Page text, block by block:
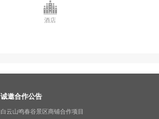
酒店
诚邀合作公告
白云山鸣春谷景区商铺合作项目